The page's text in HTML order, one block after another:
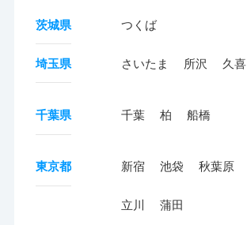
茨城県 つくば
埼玉県 さいたま 所沢 久喜
千葉県 千葉 柏 船橋
東京都 新宿 池袋 秋葉原
立川 蒲田